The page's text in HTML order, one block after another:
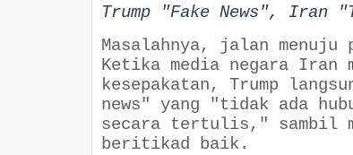
Trump "Fake News", Iran
Masalahnya, jalan menuju
Ketika media negara Iran
kesepakatan, Trump
news" yang "tidak ada
secara tertulis," sambil
beritikad baik.